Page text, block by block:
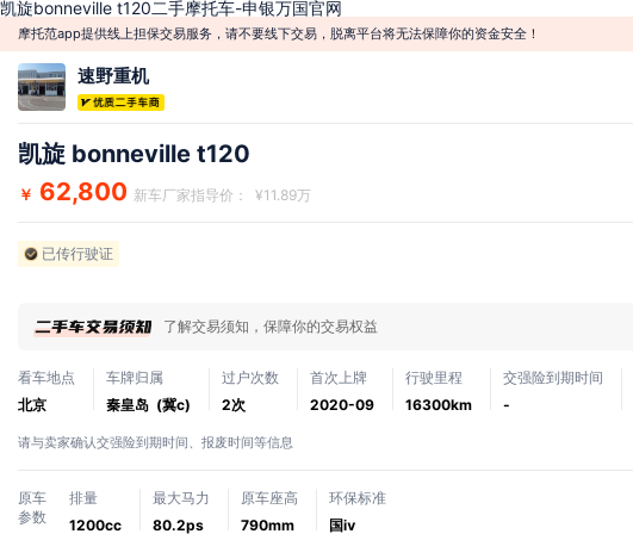
凯旋bonneville t120二手摩托车-申银万国官网
摩托范app提供线上担保交易服务，请不要线下交易，脱离平台将无法保障你的资金安全！
速野重机
凯旋 bonneville t120
￥ 62,800 新车厂家指导价： ¥11.89万
已传行驶证
了解交易须知，保障你的交易权益
看车地点
北京
车牌归属
秦皇岛 (冀c)
过户次数
2次
首次上牌
2020-09
行驶里程
16300km
交强险到期时间
-
请与卖家确认交强险到期时间、报废时间等信息
原车
参数
排量
1200cc
最大马力
80.2ps
原车座高
790mm
环保标准
国ⅳ